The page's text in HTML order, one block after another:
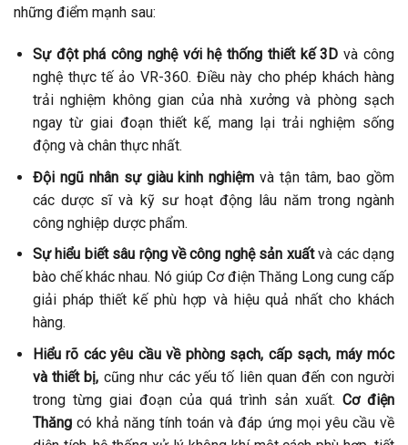
những điểm mạnh sau:
Sự đột phá công nghệ với hệ thống thiết kế 3D và công
nghệ thực tế ảo VR-360. Điều này cho phép khách hàng
trải nghiệm không gian của nhà xưởng và phòng sạch
ngay từ giai đoạn thiết kế, mang lại trải nghiệm sống
động và chân thực nhất.
Đội ngũ nhân sự giàu kinh nghiệm và tận tâm, bao gồm
các dược sĩ và kỹ sư hoạt động lâu năm trong ngành
công nghiệp dược phẩm.
Sự hiểu biết sâu rộng về công nghệ sản xuấtvà các dạng
bào chế khác nhau. Nó giúp Cơ điện Thăng Long cung cấp
giải pháp thiết kế phù hợp và hiệu quả nhất cho khách
hàng.
Hiểu rõ các yêu cầu về phòng sạch, cấp sạch, máy móc
và thiết bị, cũng như các yếu tố liên quan đến con người
trong từng giai đoạn của quá trình sản xuất. Cơ điện
Thăngcó khả năng tính toán và đáp ứng mọi yêu cầu về